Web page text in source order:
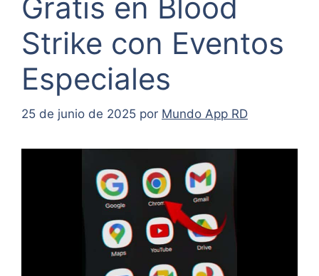
Gratis en Blood
Strike con Eventos
Especiales
25 de junio de 2025 por Mundo App RD